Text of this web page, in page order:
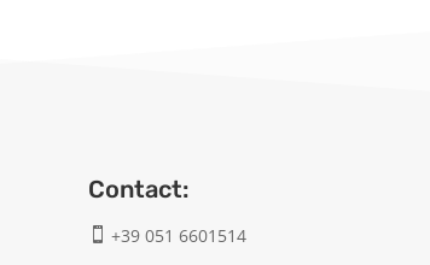
Contact:
 +39 051 6601514